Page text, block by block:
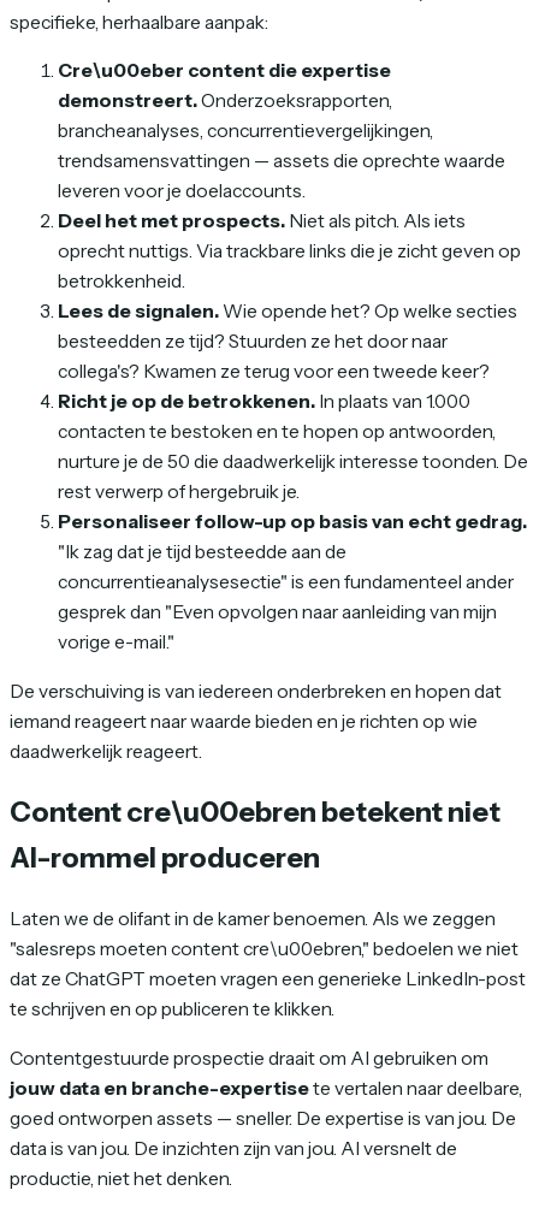
specifieke, herhaalbare aanpak:
Cre\u00eber content die expertise
demonstreert.Onderzoeksrapporten,
brancheanalyses, concurrentievergelijkingen,
trendsamensvattingen — assets die oprechte waarde
leveren voor je doelaccounts.
Deel het met prospects. Niet als pitch. Als iets
oprecht nuttigs. Via trackbare links die je zicht geven op
betrokkenheid.
Lees de signalen. Wie opende het? Op welke secties
besteedden ze tijd? Stuurden ze het door naar
collega's? Kwamen ze terug voor een tweede keer?
Richt je op de betrokkenen. In plaats van 1.000
contacten te bestoken en te hopen op antwoorden,
nurture je de 50 die daadwerkelijk interesse toonden. De
rest verwerp of hergebruik je.
Personaliseer follow-up op basis van echt gedrag.
"Ik zag dat je tijd besteedde aan de
concurrentieanalysesectie" is een fundamenteel ander
gesprek dan "Even opvolgen naar aanleiding van mijn
vorige e-mail."
De verschuiving is van iedereen onderbreken en hopen dat
iemand reageertnaarwaarde bieden en je richten op wie
daadwerkelijk reageert
Content cre\u00ebren betekent niet
AI-rommel produceren
Laten we de olifant in de kamer benoemen. Als we zeggen
"salesreps moeten content cre\u00ebren," bedoelen we niet
dat ze ChatGPT moeten vragen een generieke LinkedIn-post
te schrijven en op publiceren te klikken.
Contentgestuurde prospectie draait om AI gebruiken om
jouw data en branche-expertisete vertalen naar deelbare,
goed ontworpen assets — sneller. De expertise is van jou. De
data is van jou. De inzichten zijn van jou. AI versnelt de
productie, niet het denken.